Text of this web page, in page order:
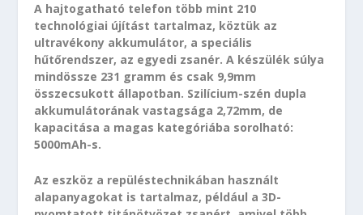
A hajtogatható telefon több mint 210
technológiai újítást tartalmaz, köztük az
ultravékony akkumulátor, a speciális
hűtőrendszer, az egyedi zsanér. A készülék súlya
mindössze 231 gramm és csak 9,9mm
összecsukott állapotban. Szilícium-szén dupla
akkumulátorának vastagsága 2,72mm, de
kapacitása a magas kategóriába sorolható:
5000mAh-s.
Az eszköz a repüléstechnikában használt
alapanyagokat is tartalmaz, például a 3D-